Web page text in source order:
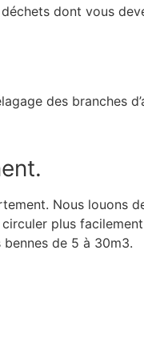
dont vous
des branches
Nous louons
plus
de 5 à 30m3.